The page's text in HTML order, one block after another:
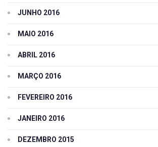
JUNHO 2016
MAIO 2016
ABRIL 2016
MARÇO 2016
FEVEREIRO 2016
JANEIRO 2016
DEZEMBRO 2015